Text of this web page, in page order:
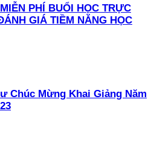
PHÍ BUỔI HỌC TRỰC
GIÁ TIỀM NĂNG HỌC
Chúc Mừng Khai Giảng Năm